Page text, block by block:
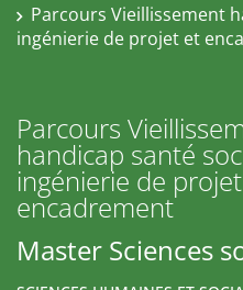
Parcours Vieillissement
ingénierie de projet et
Parcours
handicap santé
ingénierie de
encadrement
Master Sciences